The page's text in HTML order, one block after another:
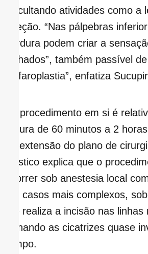
dificultando atividades como a
direção. “Nas pálpebras
gordura podem criar a
inchados”, também passível
blefaroplastia”, enfatiza
“O procedimento em si é
e dura de 60 minutos a 2
da extensão do plano de
plástico explica que o
ocorrer sob anestesia local
em casos mais complexos,
Ele realiza a incisão nas
tornando as cicatrizes quase
tempo.